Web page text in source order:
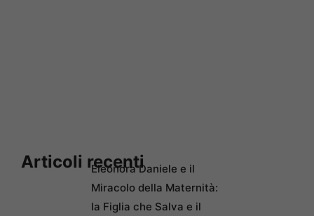
Articoli recentiEleonora Daniele e il
Miracolo della Maternità:
la Figlia che Salva e il